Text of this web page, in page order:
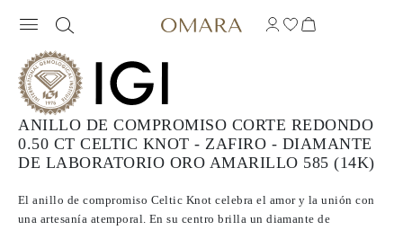
ANILLO DE COMPROMISO CORTE REDONDO
0.50 CT CELTIC KNOT - ZAFIRO - DIAMANTE
DE LABORATORIO ORO AMARILLO 585 (14K)
El anillo de compromiso Celtic Knot celebra el amor y la unión con
una artesanía atemporal. En su centro brilla un diamante de